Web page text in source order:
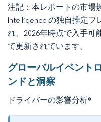
注記：本レポートの市場
Intelligence の独自推定フ
れ、2026年時点で入手可
て更新されています。
グローバルイベント
ンドと洞察
ドライバーの影響分析*